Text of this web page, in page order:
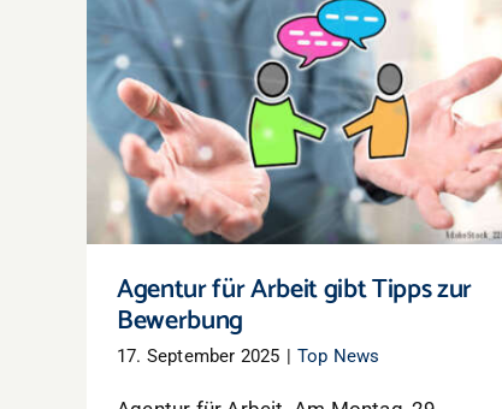
Agentur für Arbeit gibt Tipps zur
Bewerbung
Agentur für Arbeit gibt Tipps zur
Bewerbung
17. September 2025 | Top News